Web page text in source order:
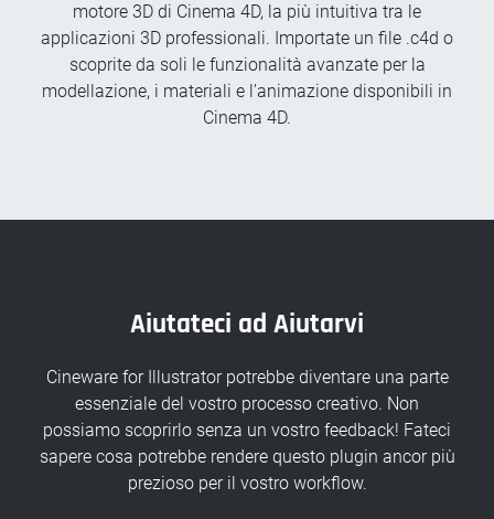
motore 3D di Cinema 4D, la più intuitiva tra le
applicazioni 3D professionali. Importate un file .c4d o
scoprite da soli le funzionalità avanzate per la
modellazione, i materiali e l’animazione disponibili in
Cinema 4D.
Aiutateci ad Aiutarvi
Cineware for Illustrator potrebbe diventare una parte
essenziale del vostro processo creativo. Non
possiamo scoprirlo senza un vostro feedback! Fateci
sapere cosa potrebbe rendere questo plugin ancor più
prezioso per il vostro workflow.